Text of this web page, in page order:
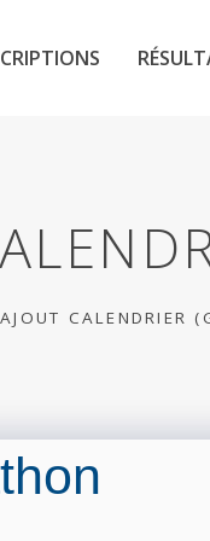
AJOUT CALENDRIER